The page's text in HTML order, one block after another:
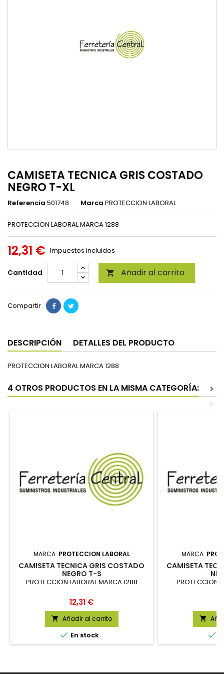
CAMISETA TECNICA GRIS COSTADO
NEGRO T-XL
Referencia 501748 Marca PROTECCION LABORAL
PROTECCION LABORAL MARCA 1288
12,31 € Impuestos incluidos
Cantidad  Añadir al carrito
Compartir
DESCRIPCIÓN DETALLES DEL PRODUCTO
PROTECCION LABORAL MARCA 1288
4 OTROS PRODUCTOS EN LA MISMA CATEGORÍA:
>
<
MARCA: PROTECCION LABORAL
CAMISETA TECNICA GRIS COSTADO
NEGRO T-S
PROTECCION LABORAL MARCA 1288
Precio
12,31 €
 Añadir al carrito
 En stock
MARCA:
CAMISETA
PROTECCION

